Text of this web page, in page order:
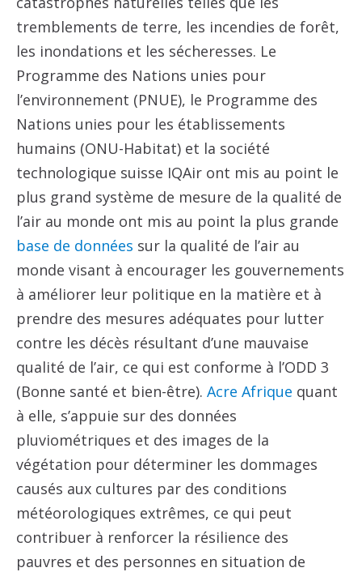
tremblements de terre, les incendies de forêt,
les inondations et les sécheresses. Le
Programme des Nations unies pour
l’environnement (PNUE), le Programme des
Nations unies pour les établissements
humains (ONU-Habitat) et la société
technologique suisse IQAir ont mis au point le
plus grand système de mesure de la qualité de
l’air au monde ont mis au point la plus grande
base de données sur la qualité de l’air au
monde visant à encourager les gouvernements
à améliorer leur politique en la matière et à
prendre des mesures adéquates pour lutter
contre les décès résultant d’une mauvaise
qualité de l’air, ce qui est conforme à l’ODD 3
(Bonne santé et bien-être). Acre Afrique quant
à elle, s’appuie sur des données
pluviométriques et des images de la
végétation pour déterminer les dommages
causés aux cultures par des conditions
météorologiques extrêmes, ce qui peut
contribuer à renforcer la résilience des
pauvres et des personnes en situation de